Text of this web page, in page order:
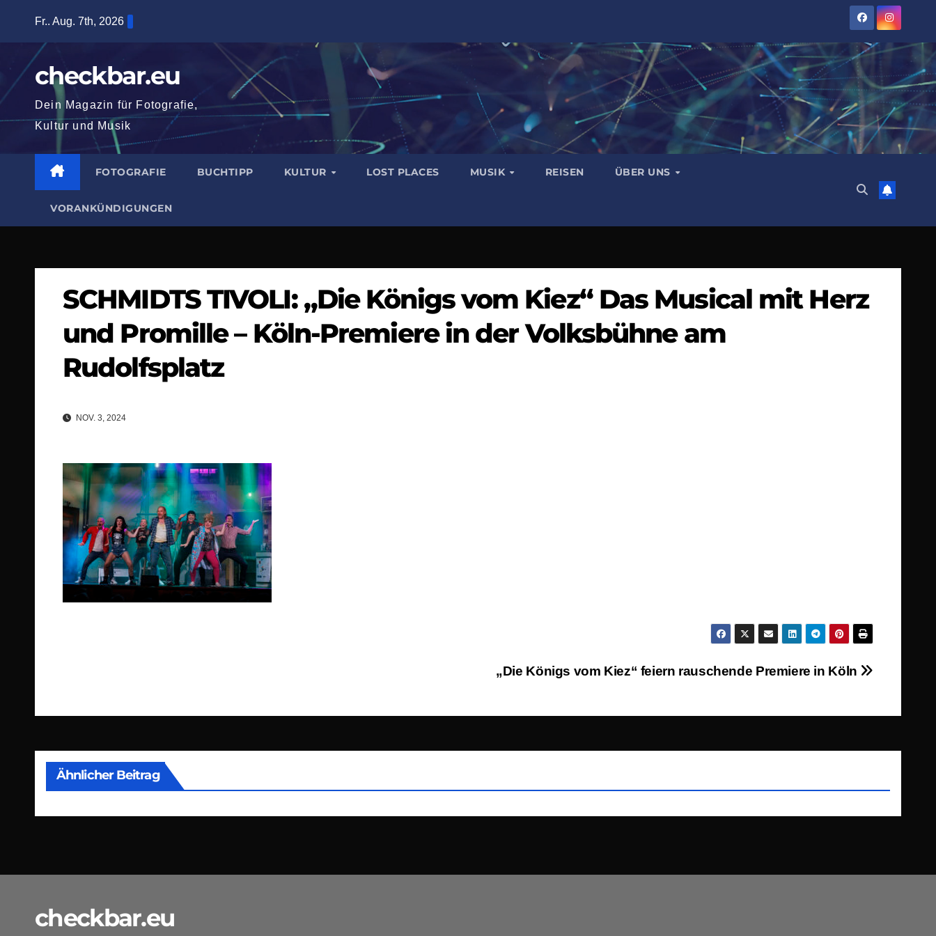
springen
Fr.. Aug. 7th, 2026
checkbar.eu
Dein Magazin für Fotografie,
Kultur und Musik
FOTOGRAFIE BUCHTIPP KULTUR LOST PLACES MUSIK REISEN ÜBER UNS
VORANKÜNDIGUNGEN
SCHMIDTS TIVOLI: „Die Königs vom Kiez“ Das Musical mit Herz
und Promille – Köln-Premiere in der Volksbühne am
Rudolfsplatz
NOV. 3, 2024
„Die Königs vom Kiez“ feiern rauschende Premiere in Köln
Ähnlicher Beitrag
checkbar.eu